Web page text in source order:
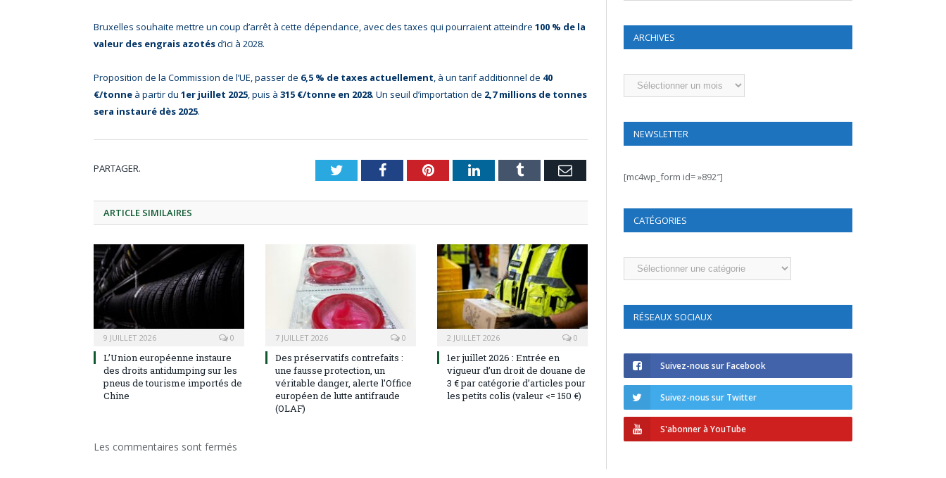
Bruxelles souhaite mettre un coup d’arrêt à cette dépendance, avec des taxes qui pourraient atteindre 100 % de la
valeur des engrais azotésd’ici à 2028.
Proposition de la Commission de l’UE, passer de 6,5 % de taxes actuellement, à un tarif additionnel de 40
€/tonne à partir du 1er juillet 2025, puis à 315 €/tonne en 2028. Un seuil d’importation de 2,7 millions de tonnes
sera instauré dès 2025.
PARTAGER. TwitterFacebookPinterestLinkedInTumblr Email
ARTICLE SIMILAIRES
9 JUILLET 2026 0
L’Union européenne instaure
des droits antidumping sur les
pneus de tourisme importés de
Chine
7 JUILLET 2026 0
Des préservatifs contrefaits :
une fausse protection, un
véritable danger, alerte l’Office
européen de lutte antifraude
(OLAF)
2 JUILLET 2026 0
1er juillet 2026 : Entrée en
vigueur d’un droit de douane de
3 € par catégorie d’articles pour
les petits colis (valeur <= 150 €)
Les commentaires sont fermés
ARCHIVES
Archives
NEWSLETTER
[mc4wp_form id= »892″]
CATÉGORIES
Catégories
RÉSEAUX SOCIAUX
Suivez-nous sur Facebook
Suivez-nous sur Twitter
S'abonner à YouTube